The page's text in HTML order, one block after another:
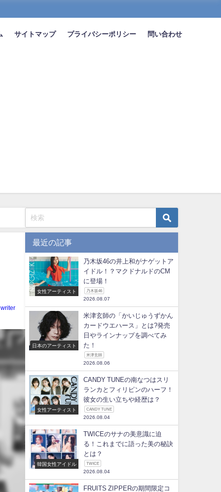
サイトマップ プライバシーポリシー 問い合わせ
writer
最近の記事
女性アーティスト
乃木坂46の井上和がナゲットア
イドル！？マクドナルドのCM
に登場！
乃木坂46
2026.08.07
日本のアーティスト
米津玄師の「かいじゅうずかん
カードウエハース」とは?発売
日やラインナップを調べてみ
た！
米津玄師
2026.08.06
女性アーティスト
CANDY TUNEの南なつはスリ
ランカとフィリピンのハーフ！
彼女の生い立ちや経歴は？
CANDY TUNE
2026.08.04
韓国女性アイドル
TWICEのサナの美意識に迫
る！これまでに語った美の秘訣
とは？
TWICE
2026.08.04
FRUITS ZIPPERの期間限定コ